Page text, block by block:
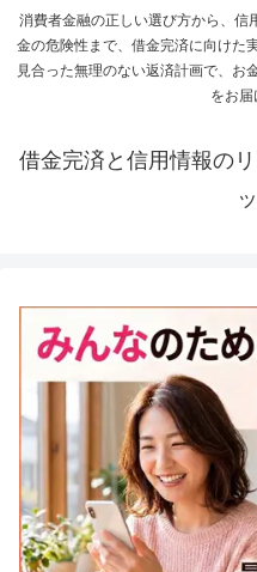
消費者金融の正しい選び方から、信
金の危険性まで、借金完済に向けた
見合った無理のない返済計画で、お
をお届
借金完済と信用情報の